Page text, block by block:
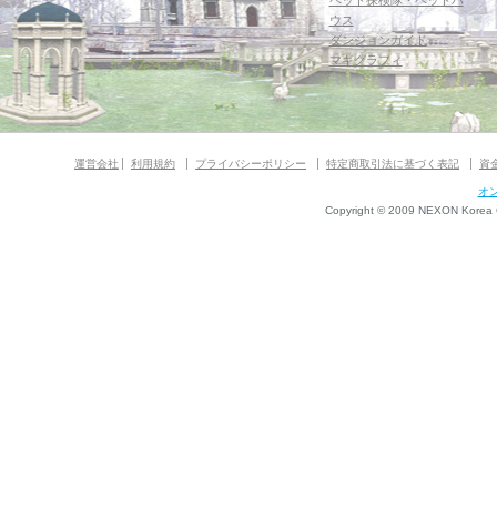
ウス
ダンジョンガイド
マギグラフィ
運営会社 利用規約 プライバシーポリシー 特定商取引法に基づく表記 資
オ
Copyright © 2009 NEXON Korea